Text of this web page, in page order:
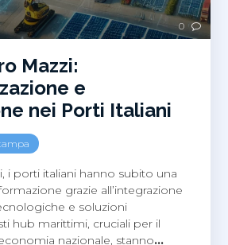
0
Mazzi:
e
nei Porti Italiani
i porti italiani hanno subito una
grazie all’integrazione
e soluzioni
hub marittimi, cruciali per il
nazionale, stanno…